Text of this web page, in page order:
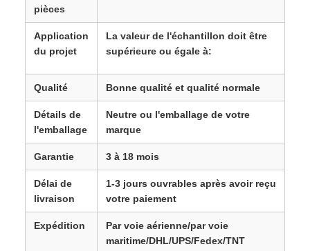
pièces
Application
du projet
La valeur de l'échantillon doit être
supérieure ou égale à:
Qualité Bonne qualité et qualité normale
Détails de
l'emballage
Neutre ou l'emballage de votre
marque
Garantie 3 à 18 mois
Délai de
livraison
1-3 jours ouvrables après avoir reçu
votre paiement
Expédition
Par voie aérienne/par voie
maritime/DHL/UPS/Fedex/TNT